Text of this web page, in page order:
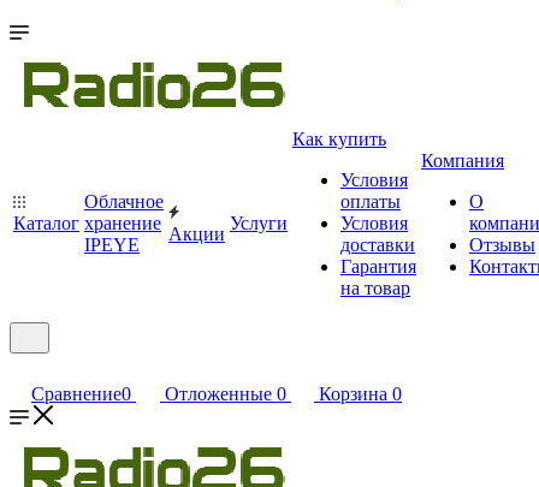
Каталог
Облачное
хранение
IPEYE
Акции
Услуги
Как купить
Условия
оплаты
Условия
доставки
Гарантия
на товар
Компания
О
Отзывы
Сравнение0 Отложенные 0 Корзина 0